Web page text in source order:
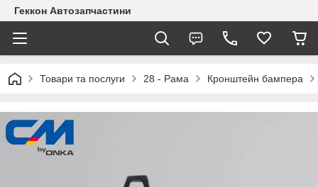
Геккон Автозапчастини
Товари та послуги 28 - Рама Кронштейн бампера